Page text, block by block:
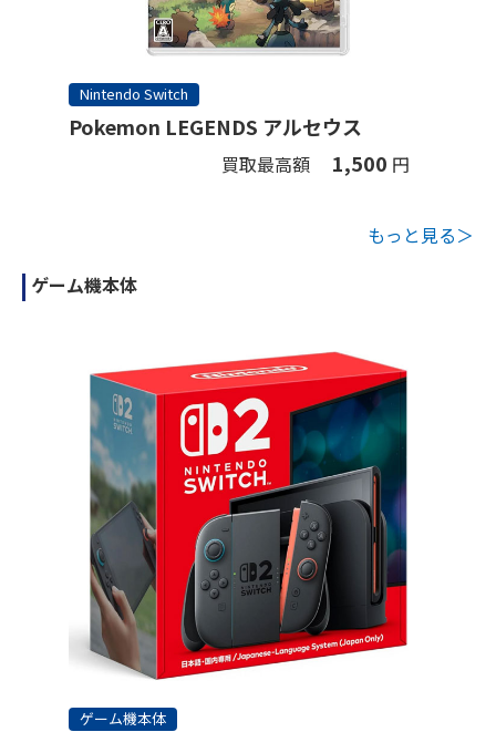
Nintendo Switch
Pokemon LEGENDS アルセウス
買取最高額 1,500 円
もっと見る＞
ゲーム機本体
ゲーム機本体